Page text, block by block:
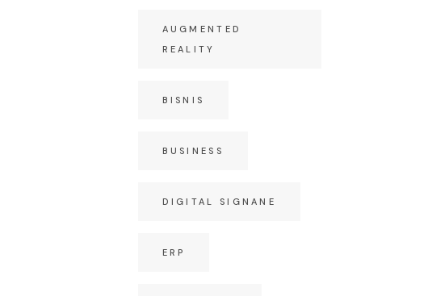
AUGMENTED
REALITY
BISNIS
BUSINESS
DIGITAL SIGNANE
ERP